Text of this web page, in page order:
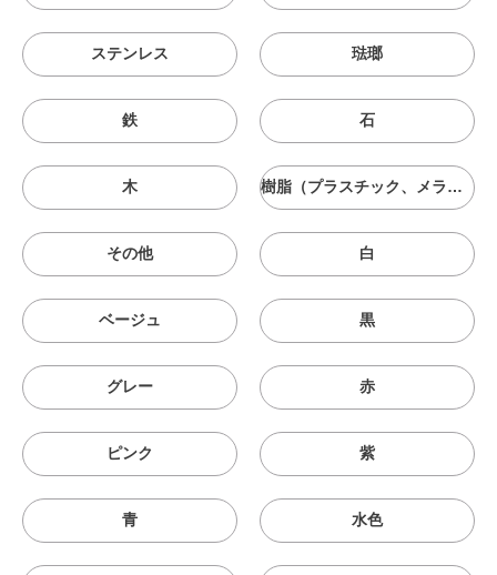
ステンレス 琺瑯
鉄 石
木 樹脂（プラスチック、メラニン、シリコン等）
その他 白
ベージュ 黒
グレー 赤
ピンク 紫
青 水色